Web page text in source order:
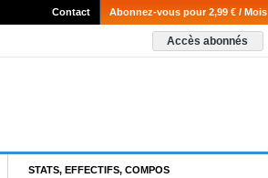
Abonnez-vous pour 2,99 € / Mois
Contact
Accès abonnés
STATS, EFFECTIFS, COMPOS